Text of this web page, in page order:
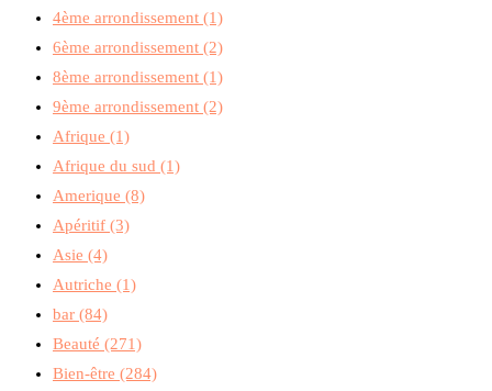
4ème arrondissement (1)
6ème arrondissement (2)
8ème arrondissement (1)
9ème arrondissement (2)
Afrique (1)
Afrique du sud (1)
Amerique (8)
Apéritif (3)
Asie (4)
Autriche (1)
bar (84)
Beauté (271)
Bien-être (284)